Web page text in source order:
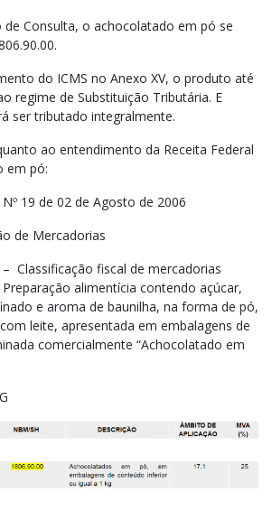
Consulta, o achocolatado em pó se
do ICMS no Anexo XV, o produto até
regime de Substituição Tributária. E
ser tributado integralmente.
ao entendimento da Receita Federal
em pó:
19 de 02 de Agosto de 2006
de Mercadorias
Classificação fiscal de mercadorias
Preparação alimentícia contendo açúcar,
e aroma de baunilha, na forma de pó,
leite, apresentada em embalagens de
comercialmente “Achocolatado em